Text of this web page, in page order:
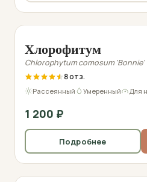
Хлорофитум
Chlorophytum comosum 'Bonnie'
8
Рассеянный Умеренный Для
1 200 ₽
Подробнее